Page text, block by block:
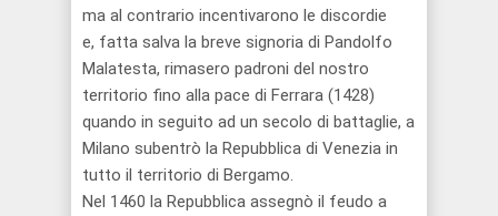
ma al contrario incentivarono le discordie
e, fatta salva la breve signoria di Pandolfo
Malatesta, rimasero padroni del nostro
territorio fino alla pace di Ferrara (1428)
quando in seguito ad un secolo di battaglie, a
Milano subentrò la Repubblica di Venezia in
tutto il territorio di Bergamo.
Nel 1460 la Repubblica assegnò il feudo a